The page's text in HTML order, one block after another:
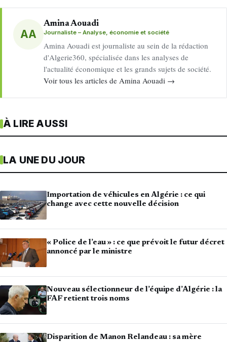
AA
Amina Aouadi
Journaliste – Analyse, économie et société
Amina Aouadi est journaliste au sein de la rédaction
d'Algerie360, spécialisée dans les analyses de
l'actualité économique et les grands sujets de société.
Voir tous les articles de Amina Aouadi →
À LIRE AUSSI
LA UNE DU JOUR
Importation de véhicules en Algérie : ce qui
change avec cette nouvelle décision
« Police de l’eau » : ce que prévoit le futur décret
annoncé par le ministre
Nouveau sélectionneur de l’équipe d’Algérie : la
FAF retient trois noms
Disparition de Manon Relandeau : sa mère